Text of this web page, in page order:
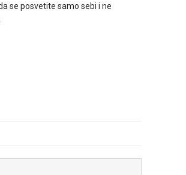
se posvetite samo sebi i ne